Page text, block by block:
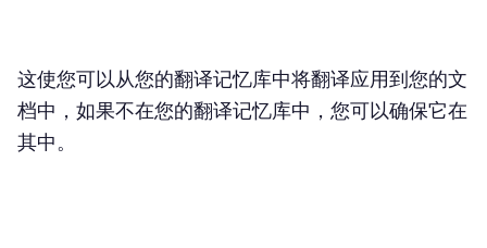
这使您可以从您的翻译记忆库中将翻译应用到您的文
档中，如果不在您的翻译记忆库中，您可以确保它在
其中。